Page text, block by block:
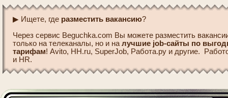
▶ Ищете, где разместить вакансию?
Через сервис Beguchka.com Вы можете разместить
только на телеканалы, но и на лучшие job-сайты по
тарифам! Avito, HH.ru, SuperJob, Работа.ру и другие.
и HR.